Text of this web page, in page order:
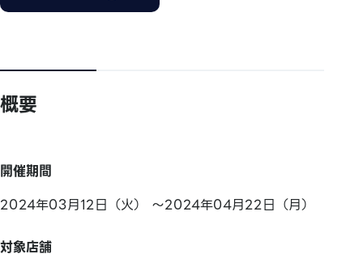
概要
開催期間
2024年03月12日（火） ～2024年04月22日（月）
対象店舗